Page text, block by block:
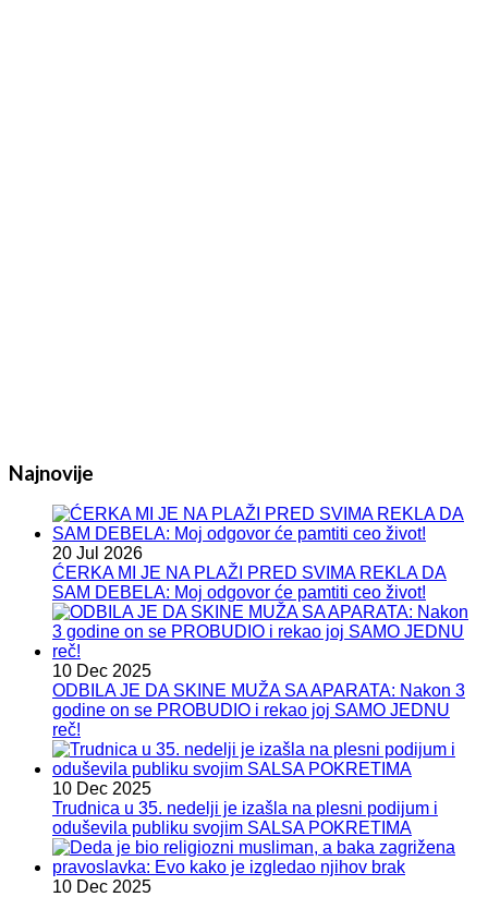
Najnovije
20 Jul 2026
ĆERKA MI JE NA PLAŽI PRED SVIMA REKLA DA
SAM DEBELA: Moj odgovor će pamtiti ceo život!
10 Dec 2025
ODBILA JE DA SKINE MUŽA SA APARATA: Nakon 3
godine on se PROBUDIO i rekao joj SAMO JEDNU
reč!
10 Dec 2025
Trudnica u 35. nedelji je izašla na plesni podijum i
oduševila publiku svojim SALSA POKRETIMA
10 Dec 2025